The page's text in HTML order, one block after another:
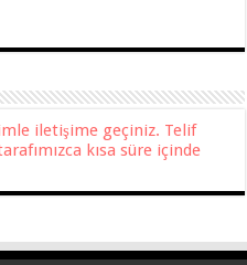
iletişime geçiniz. Telif
kısa süre içinde